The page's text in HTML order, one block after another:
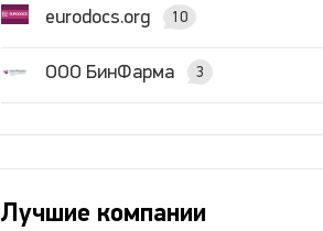
eurodocs.org 10
ООО БинФарма 3
Лучшие компании